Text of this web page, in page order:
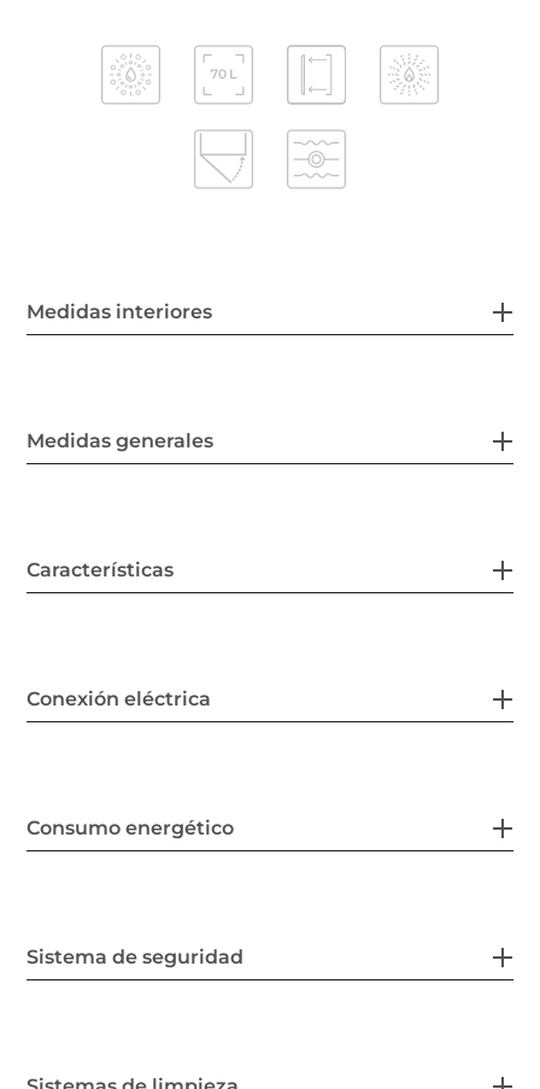
Bandeja profunda, bandeja esmaltada y parrilla
Bloqueo seguridad niños
Medidas interiores
Conexión eléctrica
Consumo energético